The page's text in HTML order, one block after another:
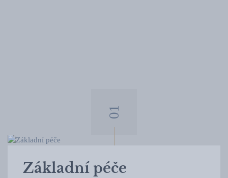
Základní péče